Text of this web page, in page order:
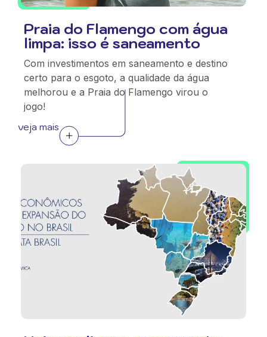
Praia do Flamengo com água
limpa: isso é saneamento
Com investimentos em saneamento e destino
certo para o esgoto, a qualidade da água
melhorou e a Praia do Flamengo virou o
jogo!
veja mais